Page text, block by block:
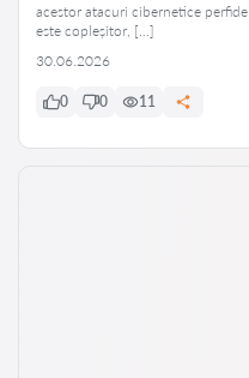
acestor atacuri cibernetice
este copleșitor, […]
30.06.2026
0 0 11